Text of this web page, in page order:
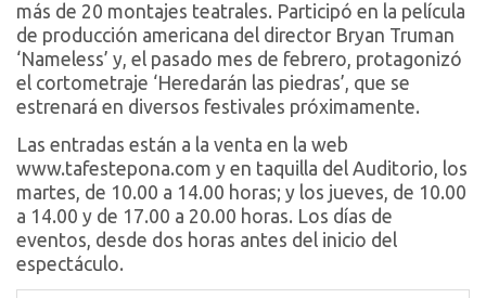
más de 20 montajes teatrales. Participó en la película
de producción americana del director Bryan Truman
‘Nameless’ y, el pasado mes de febrero, protagonizó
el cortometraje ‘Heredarán las piedras’, que se
estrenará en diversos festivales próximamente.
Las entradas están a la venta en la web
www.tafestepona.com y en taquilla del Auditorio, los
martes, de 10.00 a 14.00 horas; y los jueves, de 10.00
a 14.00 y de 17.00 a 20.00 horas. Los días de
eventos, desde dos horas antes del inicio del
espectáculo.